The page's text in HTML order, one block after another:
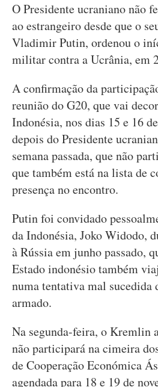
O Presidente ucraniano não
ao estrangeiro desde que o
Vladimir Putin, ordenou o
militar contra a Ucrânia, em
A confirmação da
reunião do G20, que vai
Indonésia, nos dias 15 e 16
depois do Presidente
semana passada, que não
que também está na lista de
presença no encontro.
Putin foi convidado
da Indonésia, Joko Widodo,
à Rússia em junho passado,
Estado indonésio também
numa tentativa mal
armado.
Na segunda-feira, o Kremlin
não participará na cimeira
de Cooperação Económica
agendada para 18 e 19 de